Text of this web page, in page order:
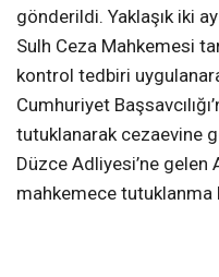
gönderildi. Yaklaşık iki
Sulh Ceza Mahkemesi
kontrol tedbiri
Cumhuriyet
tutuklanarak cezaevine
Düzce Adliyesi’ne gelen
mahkemece tutuklanma